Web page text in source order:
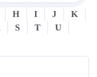
H I J
K
S T
U